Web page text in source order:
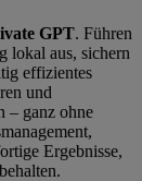
GPT. Führen
lokal aus, sichern
effizientes
und
– ganz ohne
Ergebnisse,